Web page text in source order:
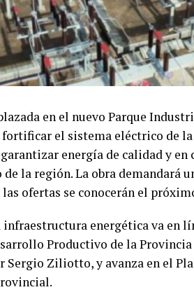
en el nuevo Parque
el sistema eléctrico de la
energía de calidad y
la región. La obra demandará
ofertas se conocerán el
infraestructura energética va en
Productivo de la
Sergio Ziliotto, y avanza en el